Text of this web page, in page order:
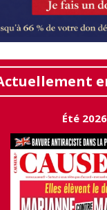
Été 2026